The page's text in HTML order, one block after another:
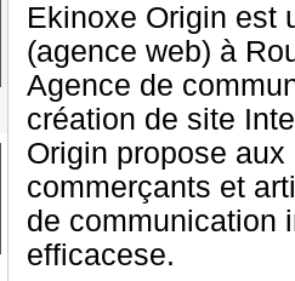
Ekinoxe Origin est
(agence web) à
Agence de
création de site
Origin propose
commerçants et
de communication
efficacese.